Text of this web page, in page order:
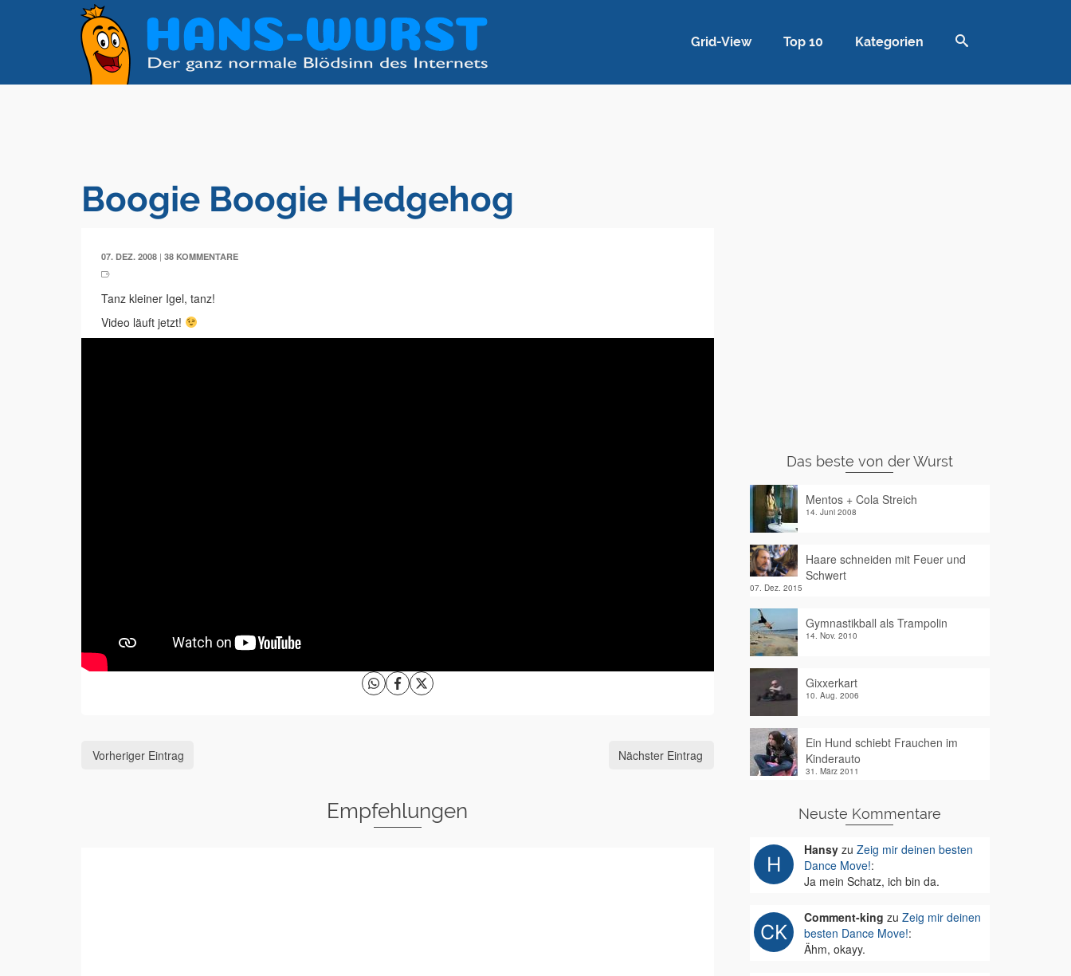
Grid-View Top 10 Kategorien
Boogie Boogie Hedgehog
07. DEZ. 2008 | 38 KOMMENTARE
Tanz kleiner Igel, tanz!
Video läuft jetzt!
Vorheriger Eintrag Nächster Eintrag
Empfehlungen
Das beste von der Wurst
Mentos + Cola Streich
14. Juni 2008
Haare schneiden mit Feuer und
Schwert
07. Dez. 2015
Gymnastikball als Trampolin
14. Nov. 2010
Gixxerkart
10. Aug. 2006
Ein Hund schiebt Frauchen im
Kinderauto
31. März 2011
Neuste Kommentare
Hansyzu Zeig mir deinen besten
Dance Move!:
Ja mein Schatz, ich bin da.
Comment-king zu Zeig mir deinen
besten Dance Move!:
Ähm, okayy.